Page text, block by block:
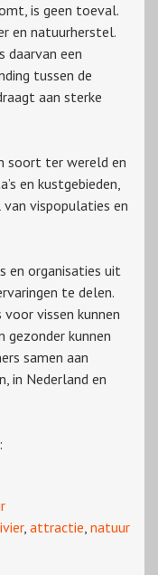
is geen toeval.
en natuurherstel.
daarvan een
tussen de
aan sterke
soort ter wereld en
en kustgebieden,
vispopulaties en
en organisaties uit
te delen.
vissen kunnen
gezonder kunnen
samen aan
in Nederland en
, attractie, natuur